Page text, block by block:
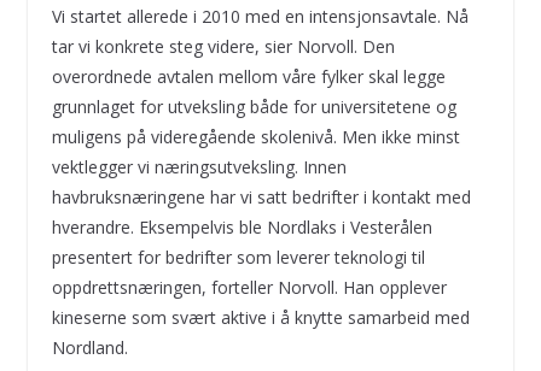
Vi startet allerede i 2010 med en intensjonsavtale. Nå
tar vi konkrete steg videre, sier Norvoll. Den
overordnede avtalen mellom våre fylker skal legge
grunnlaget for utveksling både for universitetene og
muligens på videregående skolenivå. Men ikke minst
vektlegger vi næringsutveksling. Innen
havbruksnæringene har vi satt bedrifter i kontakt med
hverandre. Eksempelvis ble Nordlaks i Vesterålen
presentert for bedrifter som leverer teknologi til
oppdrettsnæringen, forteller Norvoll. Han opplever
kineserne som svært aktive i å knytte samarbeid med
Nordland.